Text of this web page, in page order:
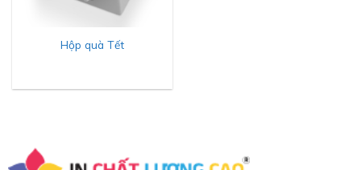
Hộp quà Tết